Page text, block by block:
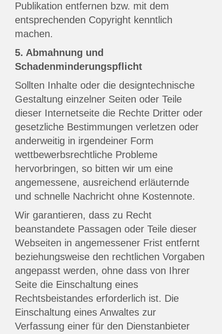
Publikation entfernen bzw. mit dem
entsprechenden Copyright kenntlich
machen.
5. Abmahnung und
Schadenminderungspflicht
Sollten Inhalte oder die designtechnische
Gestaltung einzelner Seiten oder Teile
dieser Internetseite die Rechte Dritter oder
gesetzliche Bestimmungen verletzen oder
anderweitig in irgendeiner Form
wettbewerbsrechtliche Probleme
hervorbringen, so bitten wir um eine
angemessene, ausreichend erläuternde
und schnelle Nachricht ohne Kostennote.
Wir garantieren, dass zu Recht
beanstandete Passagen oder Teile dieser
Webseiten in angemessener Frist entfernt
beziehungsweise den rechtlichen Vorgaben
angepasst werden, ohne dass von Ihrer
Seite die Einschaltung eines
Rechtsbeistandes erforderlich ist. Die
Einschaltung eines Anwaltes zur
Verfassung einer für den Dienstanbieter